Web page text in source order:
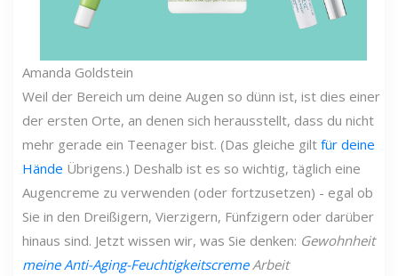
Amanda Goldstein
Weil der Bereich um deine Augen so dünn ist, ist dies einer
der ersten Orte, an denen sich herausstellt, dass du nicht
mehr gerade ein Teenager bist. (Das gleiche gilt für deine
Hände Übrigens.) Deshalb ist es so wichtig, täglich eine
Augencreme zu verwenden (oder fortzusetzen) - egal ob
Sie in den Dreißigern, Vierzigern, Fünfzigern oder darüber
hinaus sind. Jetzt wissen wir, was Sie denken: Gewohnheit
meine Anti-Aging-FeuchtigkeitscremeArbeit